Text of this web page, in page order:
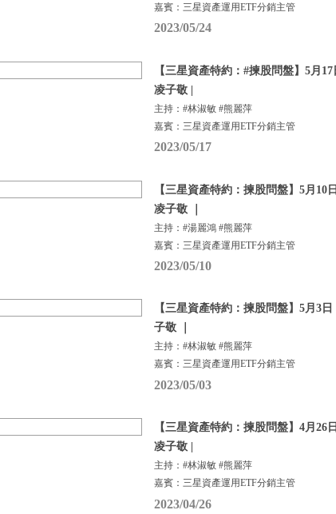
嘉賓：三星資產運用ETF分銷主管
2023/05/24
【三星資產特約：#揀股問盤】5月
凌子敬 |
主持：#林淑敏 #熊麗萍
嘉賓：三星資產運用ETF分銷主管
2023/05/17
【三星資產特約：揀股問盤】5月10
凌子敬 ｜
主持：#湯麗鴻 #熊麗萍
嘉賓：三星資產運用ETF分銷主管
2023/05/10
【三星資產特約：揀股問盤】5月3
子敬 ｜
主持：#林淑敏 #熊麗萍
嘉賓：三星資產運用ETF分銷主管
2023/05/03
【三星資產特約：揀股問盤】4月
凌子敬 |
主持：#林淑敏 #熊麗萍
嘉賓：三星資產運用ETF分銷主管
2023/04/26